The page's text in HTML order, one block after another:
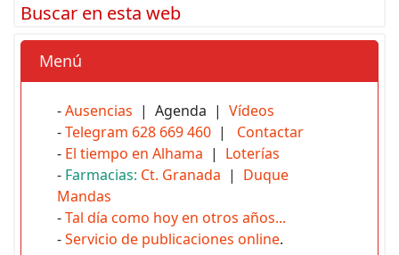
Buscar en esta web
Menú
-Ausencias | Agenda | Vídeos
-Telegram 628 669 460 | Contactar
- El tiempo en Alhama | Loterías
- Farmacias: Ct. Granada | Duque
Mandas
-Tal día como hoy en otros años...
-Servicio de publicaciones online.